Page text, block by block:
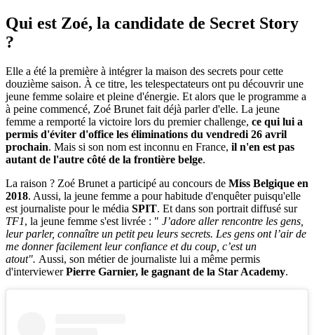
Qui est Zoé, la candidate de Secret Story
?
Elle a été la première à intégrer la maison des secrets pour cette
douzième saison. À ce titre, les telespectateurs ont pu découvrir une
jeune femme solaire et pleine d'énergie. Et alors que le programme a
à peine commencé, Zoé Brunet fait déjà parler d'elle. La jeune
femme a remporté la victoire lors du premier challenge, ce qui lui a
permis d'éviter d'office les éliminations du vendredi 26 avril
prochain. Mais si son nom est inconnu en France, il n'en est pas
autant de l'autre côté de la frontière belge.
La raison ? Zoé Brunet a participé au concours de Miss Belgique en
2018. Aussi, la jeune femme a pour habitude d'enquêter puisqu'elle
est journaliste pour le média SPIT. Et dans son portrait diffusé sur
TF1, la jeune femme s'est livrée : " J’adore aller rencontre les gens,
leur parler, connaître un petit peu leurs secrets. Les gens ont l’air de
me donner facilement leur confiance et du coup, c’est un
atout". Aussi, son métier de journaliste lui a même permis
d'interviewerPierre Garnier, le gagnant de la Star Academy.